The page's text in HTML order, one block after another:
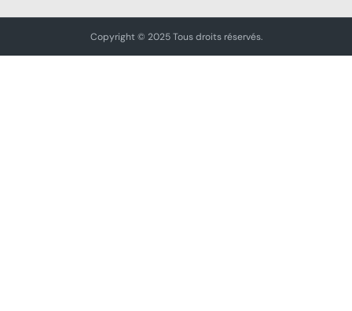
Copyright © 2025 Tous droits réservés.